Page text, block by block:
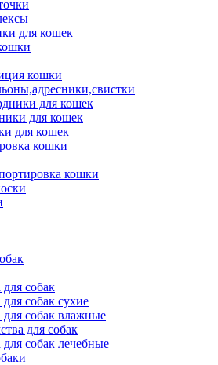
для кошек
кошки
для кошек
для кошек
для кошек
кошки
кошки
собак
собак сухие
собак влажные
для собак
собак лечебные